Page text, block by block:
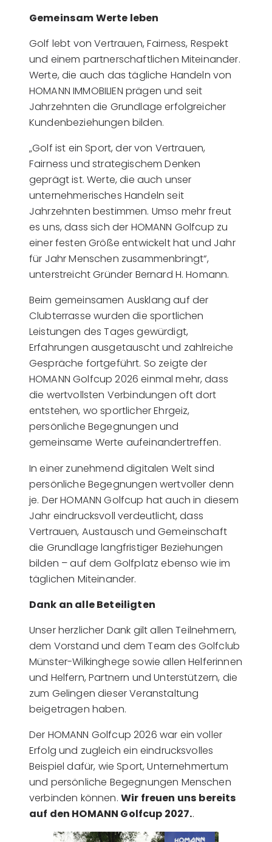
Gemeinsam Werte leben
Golf lebt von Vertrauen, Fairness, Respekt
und einem partnerschaftlichen Miteinander.
Werte, die auch das tägliche Handeln von
HOMANN IMMOBILIEN prägen und seit
Jahrzehnten die Grundlage erfolgreicher
Kundenbeziehungen bilden.
„Golf ist ein Sport, der von Vertrauen,
Fairness und strategischem Denken
geprägt ist. Werte, die auch unser
unternehmerisches Handeln seit
Jahrzehnten bestimmen. Umso mehr freut
es uns, dass sich der HOMANN Golfcup zu
einer festen Größe entwickelt hat und Jahr
für Jahr Menschen zusammenbringt“,
unterstreicht Gründer Bernard H. Homann.
Beim gemeinsamen Ausklang auf der
Clubterrasse wurden die sportlichen
Leistungen des Tages gewürdigt,
Erfahrungen ausgetauscht und zahlreiche
Gespräche fortgeführt. So zeigte der
HOMANN Golfcup 2026 einmal mehr, dass
die wertvollsten Verbindungen oft dort
entstehen, wo sportlicher Ehrgeiz,
persönliche Begegnungen und
gemeinsame Werte aufeinandertreffen.
In einer zunehmend digitalen Welt sind
persönliche Begegnungen wertvoller denn
je. Der HOMANN Golfcup hat auch in diesem
Jahr eindrucksvoll verdeutlicht, dass
Vertrauen, Austausch und Gemeinschaft
die Grundlage langfristiger Beziehungen
bilden – auf dem Golfplatz ebenso wie im
täglichen Miteinander.
Dank an alle Beteiligten
Unser herzlicher Dank gilt allen Teilnehmern,
dem Vorstand und dem Team des Golfclub
Münster-Wilkinghege sowie allen Helferinnen
und Helfern, Partnern und Unterstützern, die
zum Gelingen dieser Veranstaltung
beigetragen haben.
Der HOMANN Golfcup 2026 war ein voller
Erfolg und zugleich ein eindrucksvolles
Beispiel dafür, wie Sport, Unternehmertum
und persönliche Begegnungen Menschen
verbinden können. Wir freuen uns bereits
auf den HOMANN Golfcup 2027..